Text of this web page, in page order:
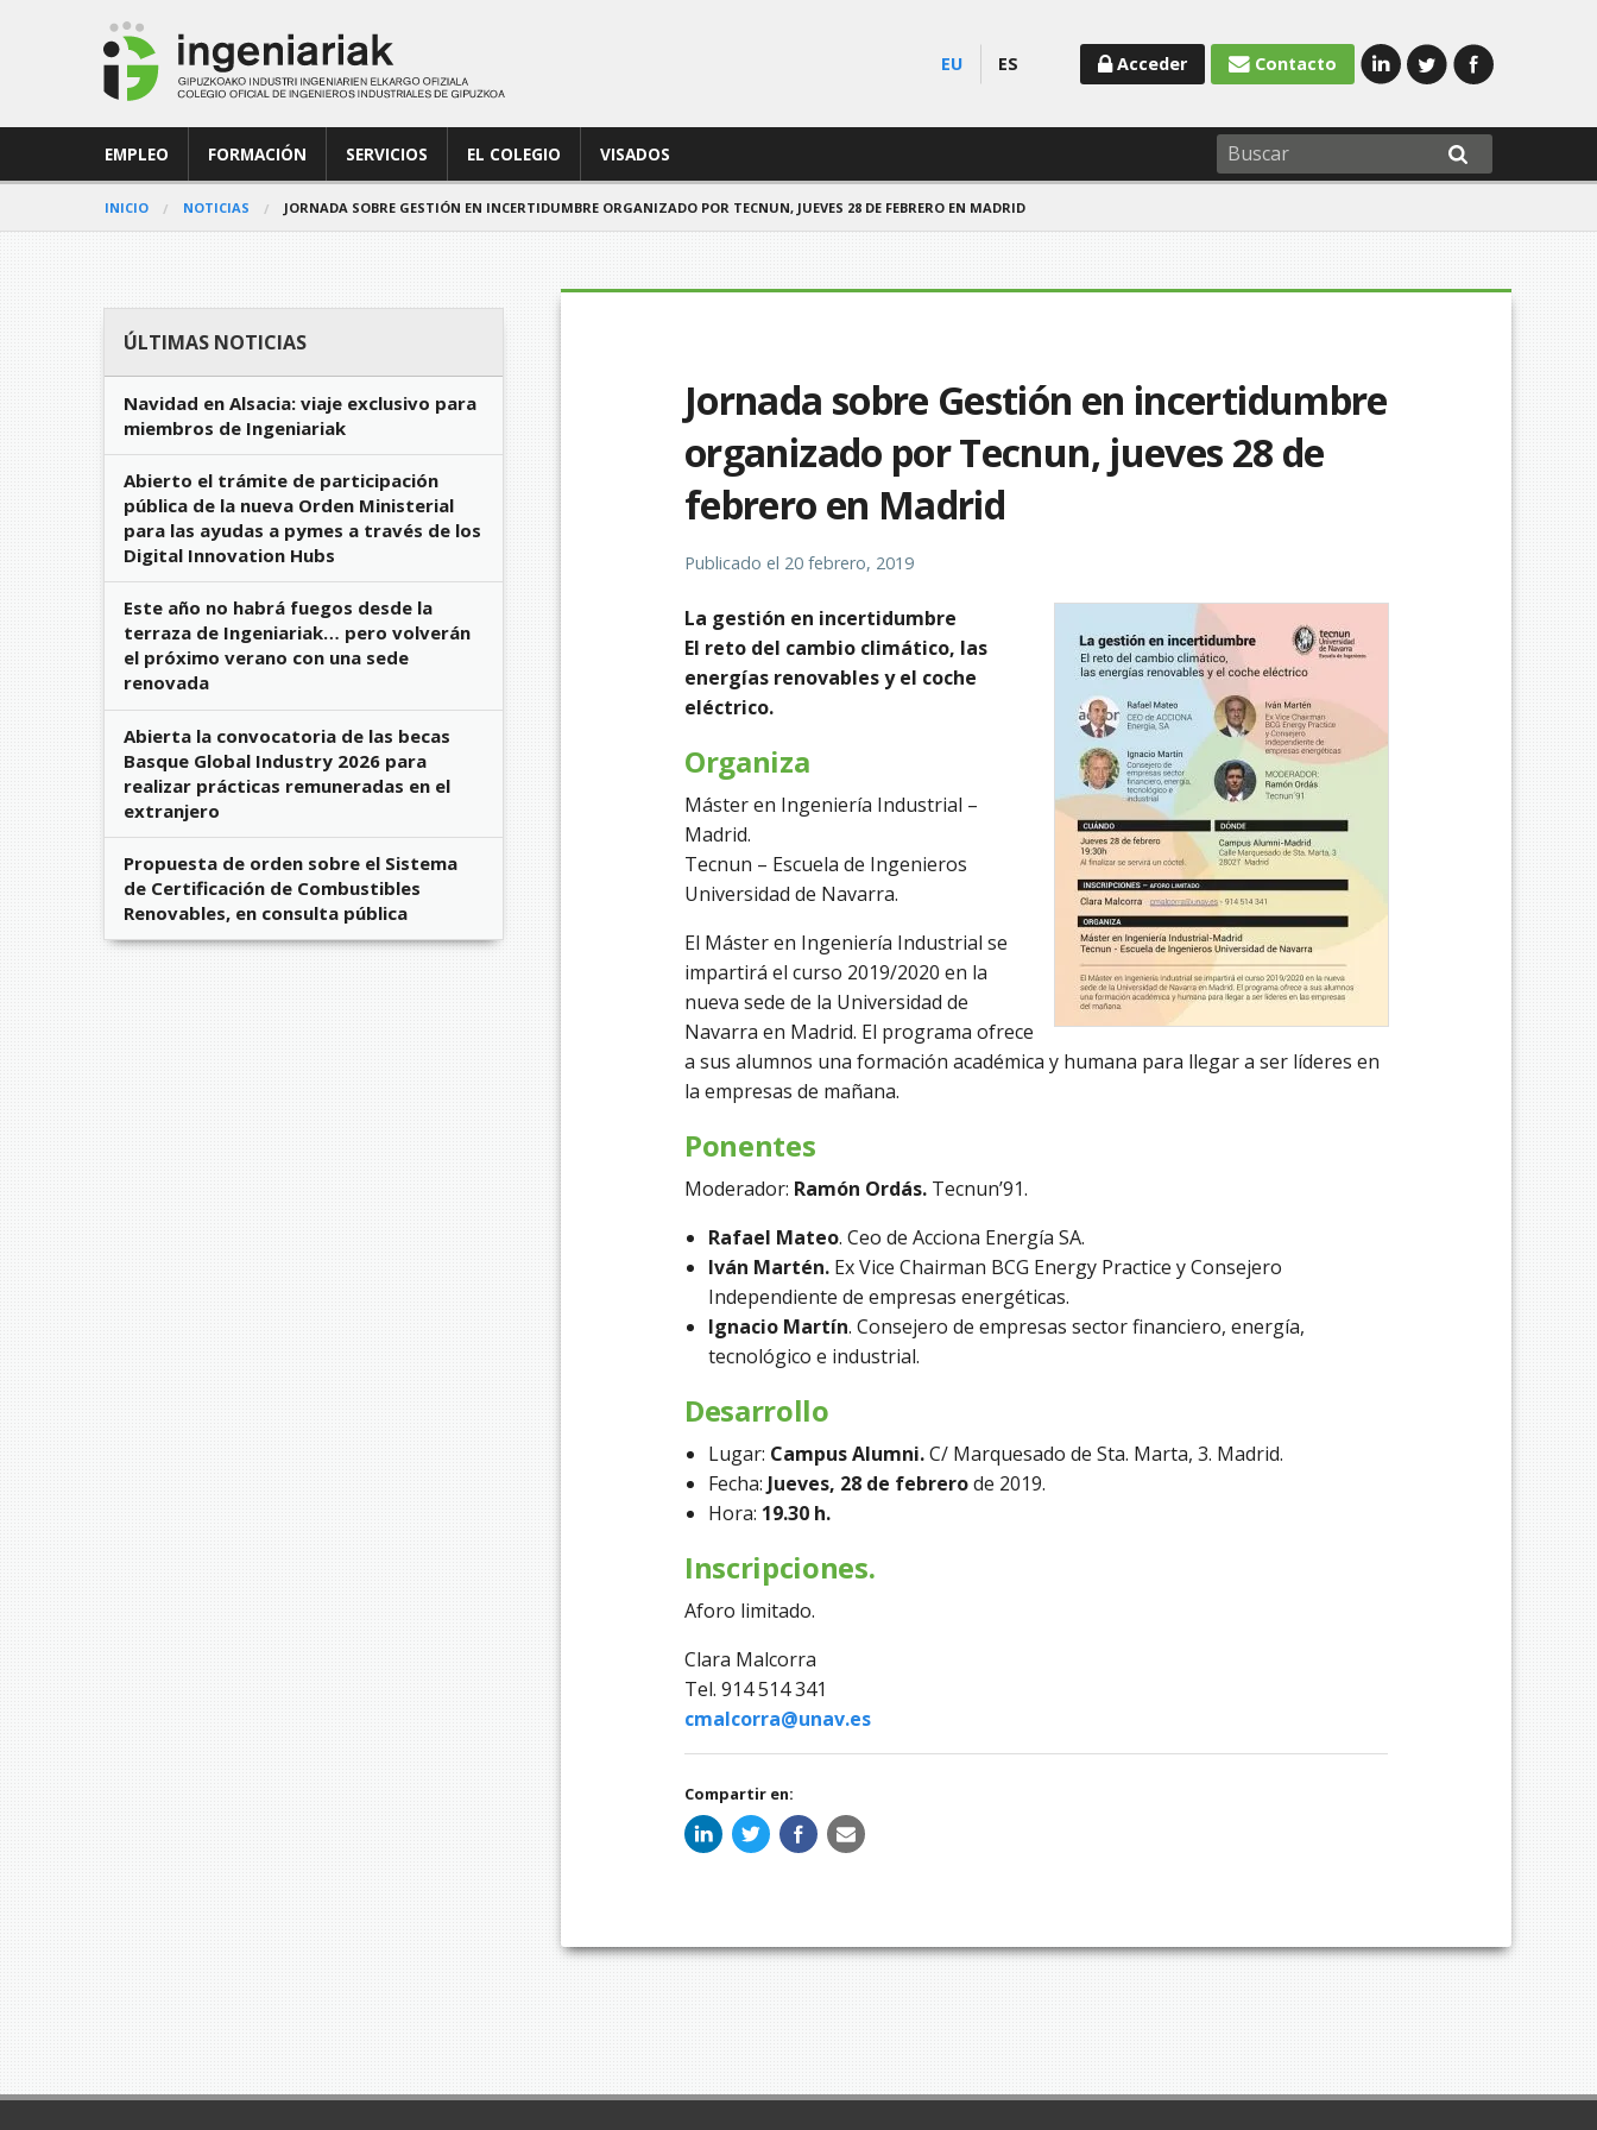
EU ES Contacto
Acceder
EMPLEO FORMACIÓN SERVICIOS EL COLEGIO VISADOS
INICIO NOTICIAS JORNADA SOBRE GESTIÓN EN INCERTIDUMBRE ORGANIZADO POR TECNUN, JUEVES 28 DE FEBRERO EN MADRID
Jornada sobre Gestión en incertidumbre
organizado por Tecnun, jueves 28 de
febrero en Madrid
Publicado el 20 febrero, 2019
La gestión en incertidumbre
El reto del cambio climático, las
energías renovables y el coche
eléctrico.
Organiza
Máster en Ingeniería Industrial –
Madrid.
Tecnun – Escuela de Ingenieros
Universidad de Navarra.
El Máster en Ingeniería Industrial se
impartirá el curso 2019/2020 en la
nueva sede de la Universidad de
Navarra en Madrid. El programa ofrece
a sus alumnos una formación académica y humana para llegar a ser líderes en
la empresas de mañana.
Ponentes
Moderador: Ramón Ordás.Tecnun’91.
Rafael Mateo. Ceo de Acciona Energía SA.
Iván Martén.Ex Vice Chairman BCG Energy Practice y Consejero
Independiente de empresas energéticas.
Ignacio Martín. Consejero de empresas sector financiero, energía,
tecnológico e industrial.
Desarrollo
Lugar: Campus Alumni.C/ Marquesado de Sta. Marta, 3. Madrid.
Fecha: Jueves, 28 de febrerode 2019.
Hora: 19.30 h.
Inscripciones.
Aforo limitado.
Clara Malcorra
Tel. 914 514 341
cmalcorra@unav.es
Compartir en:
ÚLTIMAS NOTICIAS
Navidad en Alsacia: viaje exclusivo para
miembros de Ingeniariak
Abierto el trámite de participación
pública de la nueva Orden Ministerial
para las ayudas a pymes a través de los
Digital Innovation Hubs
Este año no habrá fuegos desde la
terraza de Ingeniariak… pero volverán
el próximo verano con una sede
renovada
Abierta la convocatoria de las becas
Basque Global Industry 2026 para
realizar prácticas remuneradas en el
extranjero
Propuesta de orden sobre el Sistema
de Certificación de Combustibles
Renovables, en consulta pública